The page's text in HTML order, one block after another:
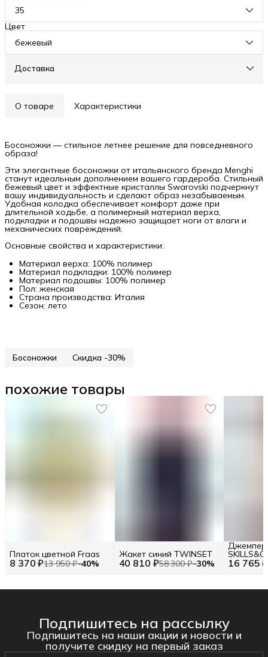
35
Цвет
бежевый
Доставка
О товаре Характеристики
Босоножки — стильное летнее решение для повседневного
образа!
Эти элегантные босоножки от итальянского бренда Menghi
станут идеальным дополнением вашего гардероба. Стильный
бежевый цвет и эффектные кристаллы Swarovski подчеркнут
вашу индивидуальность и сделают образ незабываемым.
Удобная колодка обеспечивает комфорт даже при
длительной ходьбе, а полимерный материал верха,
подкладки и подошвы надежно защищает ноги от влаги и
механических повреждений.
Основные свойства и характеристики:
Материал верха: 100% полимер
Материал подкладки: 100% полимер
Материал подошвы: 100% полимер
Пол: женская
Страна производства: Италия
Сезон: лето
Босоножки Скидка -30%
похожие товары
8 370 ₽13 950 ₽−40%
Платок цветной Fraas
40 810 ₽58 300 ₽−30%
Жакет синий TWINSET
16 765 ₽
Джемпер
EU 38 / S
Подпишитесь на рассылку
Подпишитесь на наши акции и новости и
получите скидку на первый заказ